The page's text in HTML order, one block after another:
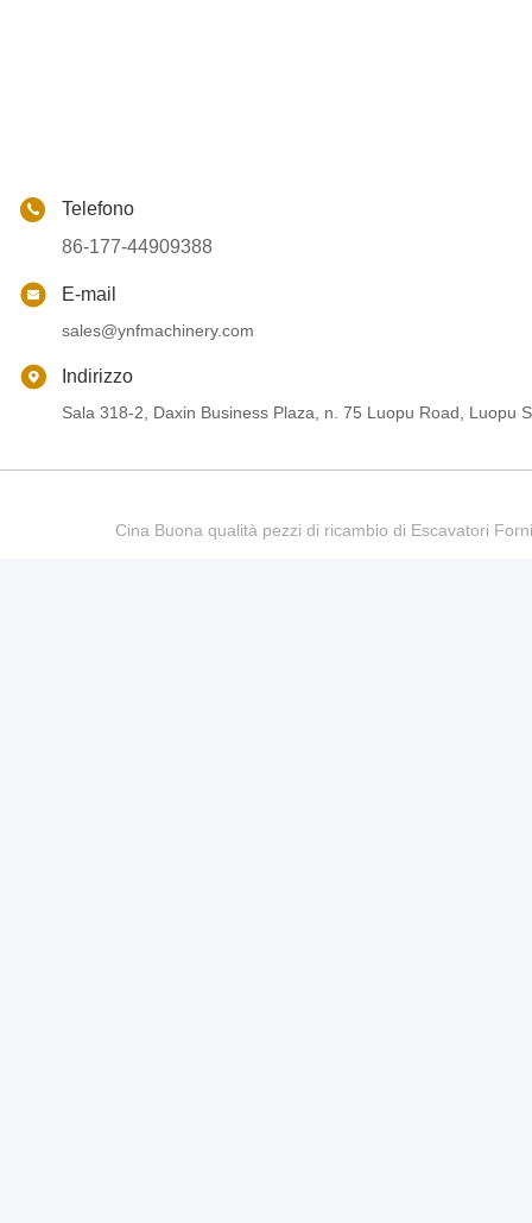
Telefono
86-177-44909388
E-mail
sales@ynfmachinery.com
Indirizzo
Sala 318-2, Daxin Business Plaza, n. 75 Luopu Road, Luopu
Cina Buona qualità pezzi di ricambio di Escavatori